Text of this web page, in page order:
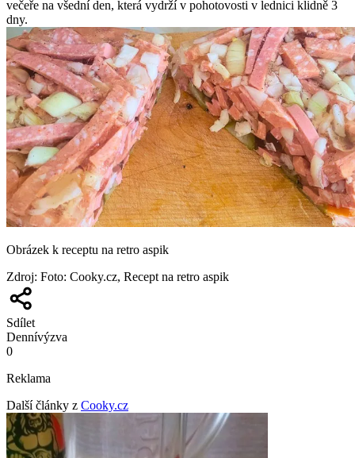
večeře na všední den, která vydrží v pohotovosti v lednici klidně 3
dny.
Obrázek k receptu na retro aspik
Zdroj: Foto: Cooky.cz, Recept na retro aspik
Sdílet
Dennívýzva
0
Reklama
Další články z Cooky.cz